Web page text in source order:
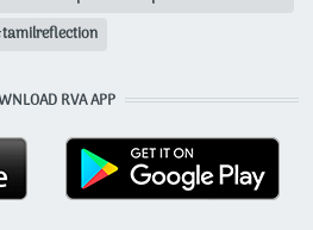
tamilreflection
RVA APP